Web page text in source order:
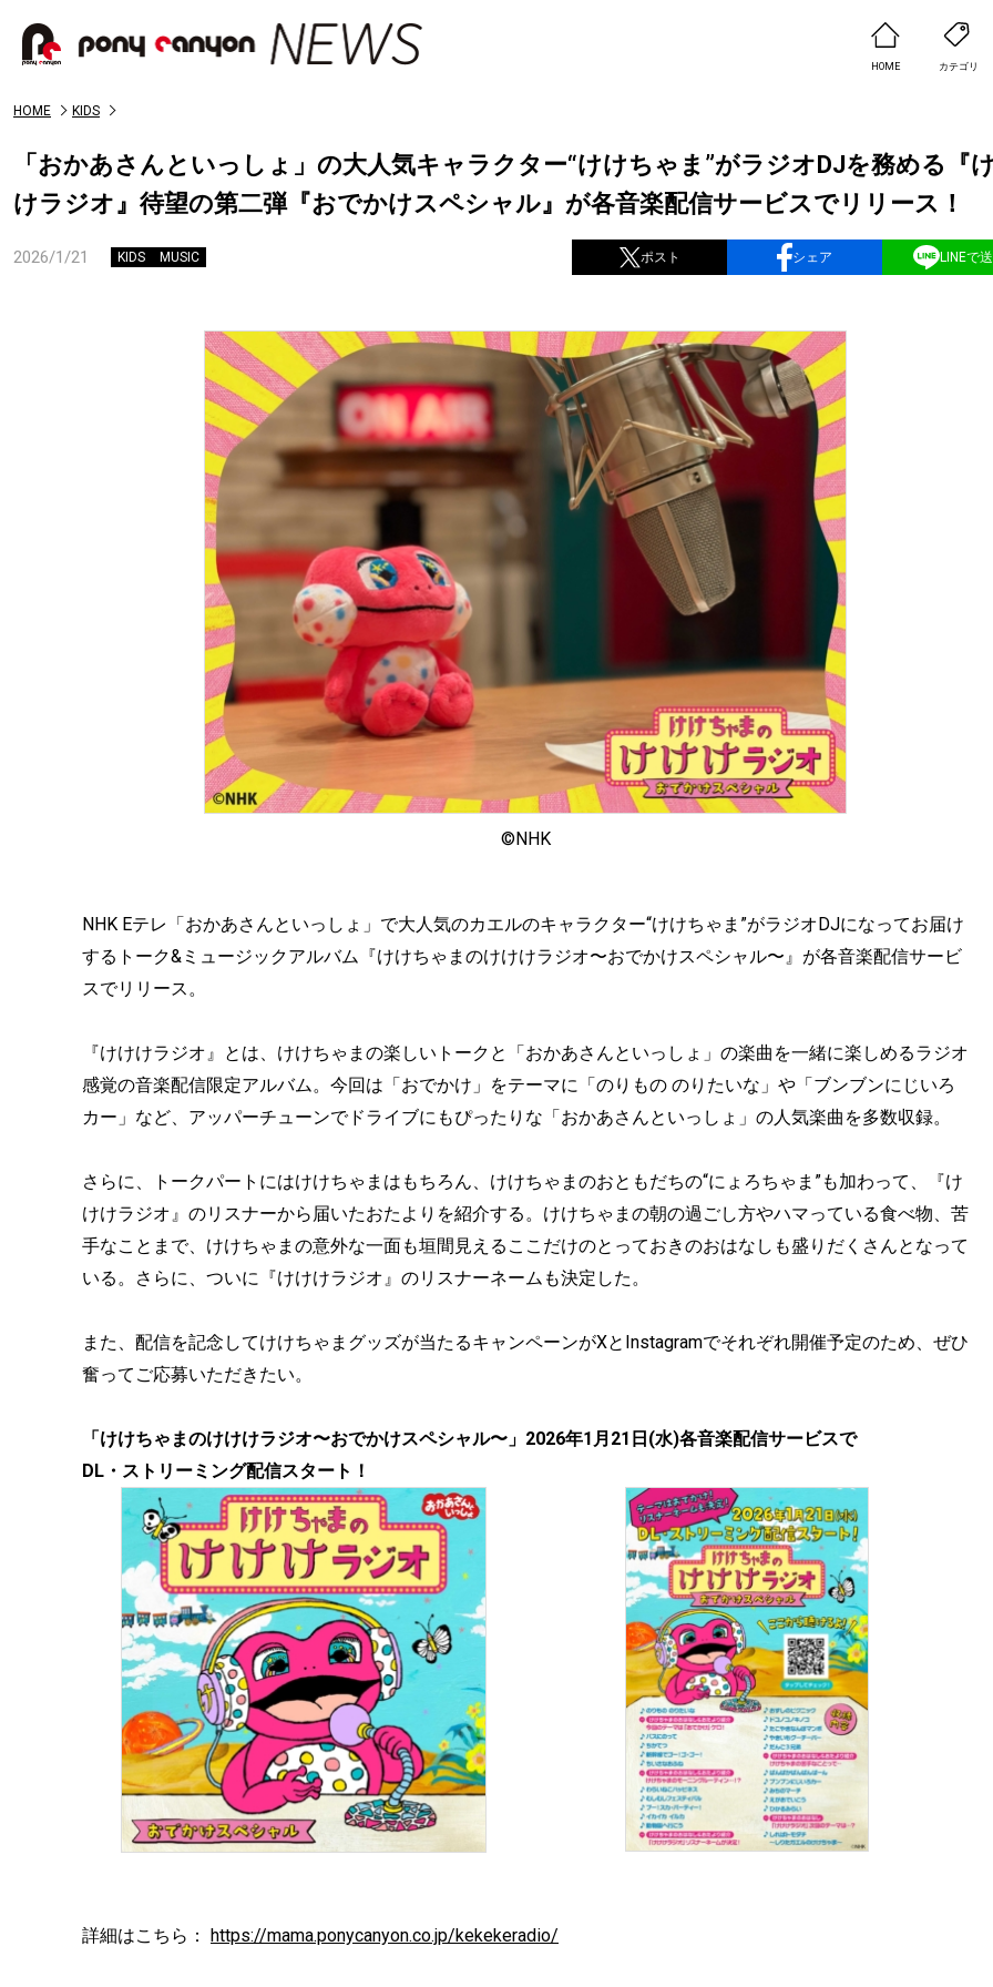
HOME カテゴリ
HOME KIDS
「おかあさんといっしょ」の大人気キャラクター“けけちゃま”がラジオDJを務める『
けラジオ』待望の第二弾『おでかけスペシャル』が各音楽配信サービスでリリース！
2026/1/21 KIDS MUSIC ポスト シェア LINEで
©︎NHK
NHK Eテレ「おかあさんといっしょ」で大人気のカエルのキャラクター“けけちゃま”がラジオDJになってお届け
するトーク&ミュージックアルバム『けけちゃまのけけけラジオ〜おでかけスペシャル〜』が各音楽配信サービ
スでリリース。
『けけけラジオ』とは、けけちゃまの楽しいトークと「おかあさんといっしょ」の楽曲を一緒に楽しめるラジオ
感覚の音楽配信限定アルバム。今回は「おでかけ」をテーマに「のりもの のりたいな」や「ブンブンにじいろ
カー」など、アッパーチューンでドライブにもぴったりな「おかあさんといっしょ」の人気楽曲を多数収録。
さらに、トークパートにはけけちゃまはもちろん、けけちゃまのおともだちの“にょろちゃま”も加わって、『け
けけラジオ』のリスナーから届いたおたよりを紹介する。けけちゃまの朝の過ごし方やハマっている食べ物、苦
手なことまで、けけちゃまの意外な一面も垣間見えるここだけのとっておきのおはなしも盛りだくさんとなって
いる。さらに、ついに『けけけラジオ』のリスナーネームも決定した。
また、配信を記念してけけちゃまグッズが当たるキャンペーンがXとInstagramでそれぞれ開催予定のため、ぜひ
奮ってご応募いただきたい。
「けけちゃまのけけけラジオ〜おでかけスペシャル〜」2026年1月21日(水)各音楽配信サービスで
DL・ストリーミング配信スタート！
詳細はこちら： https://mama.ponycanyon.co.jp/kekekeradio/